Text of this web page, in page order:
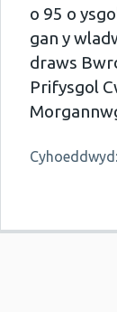
o 95 o
gan y
draws
Prifysgol